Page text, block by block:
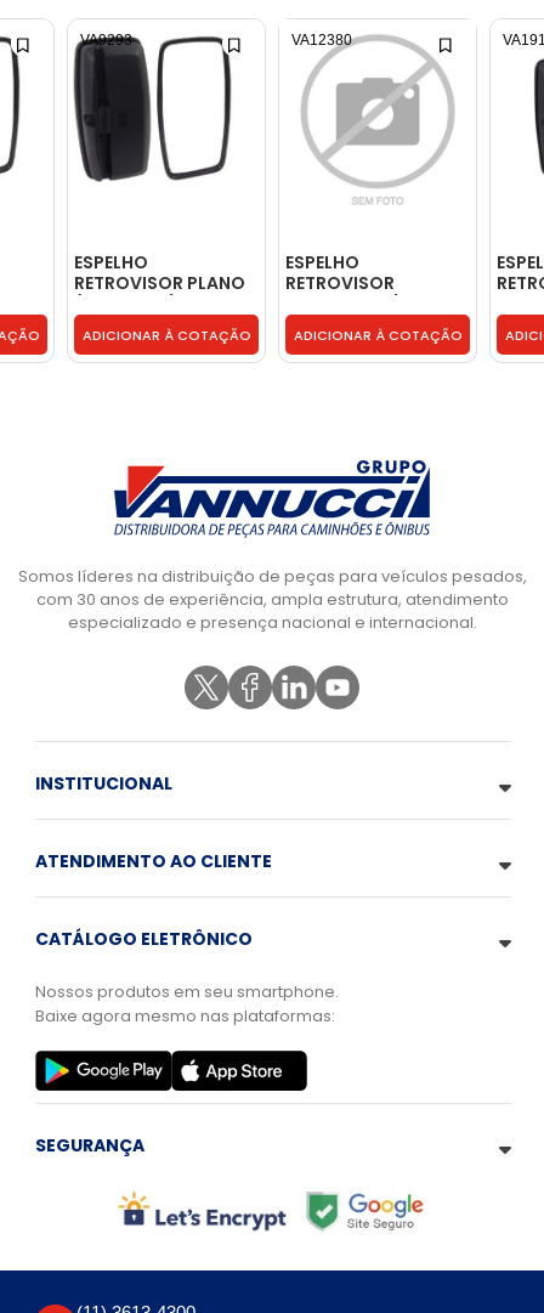
ESPELHO
RETROVISOR PLANO
2R0857507A
ADICIONAR À COTAÇÃO
VA9293
ESPELHO
RETROVISOR
ESPELHO P -
2S2857501A999
ADICIONAR À COTAÇÃO
VA12380
Somos líderes na distribuição de peças para veículos pesados,
com 30 anos de experiência, ampla estrutura, atendimento
especializado e presença nacional e internacional.
INSTITUCIONAL
ATENDIMENTO AO CLIENTE
CATÁLOGO ELETRÔNICO
Nossos produtos em seu smartphone.
Baixe agora mesmo nas plataformas:
SEGURANÇA